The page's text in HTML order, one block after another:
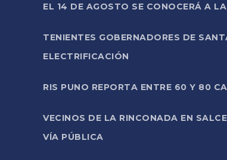
EL 14 DE AGOSTO SE CONOCERÁ A
TENIENTES GOBERNADORES DE
ELECTRIFICACIÓN
RIS PUNO REPORTA ENTRE 60 Y 80
VECINOS DE LA RINCONADA EN
VÍA PÚBLICA